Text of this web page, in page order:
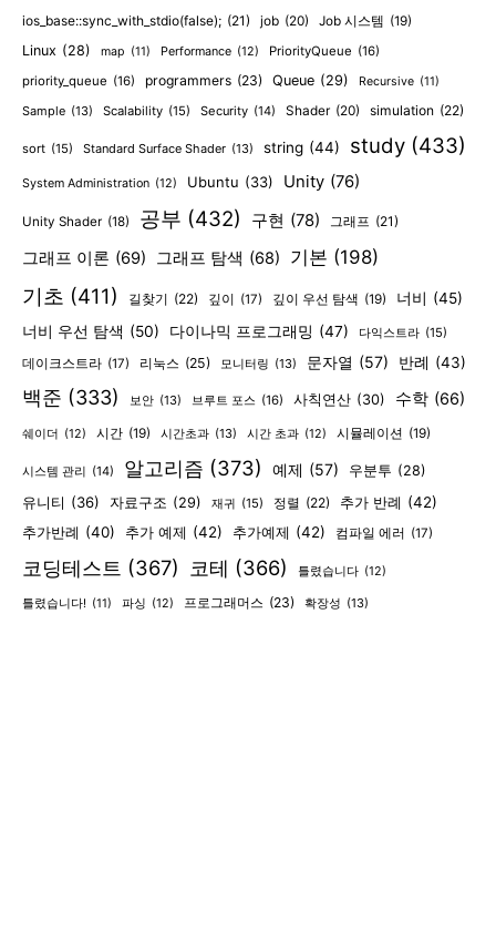
ios_base::sync_with_stdio(false); (21) job (20) Job 시스템 (19)
Linux (28) map (11) Performance (12) PriorityQueue (16)
priority_queue (16) programmers (23) Queue (29) Recursive (11)
Sample (13) Scalability (15) Security (14) Shader (20) simulation (22)
sort (15) Standard Surface Shader (13) string (44) study (433)
System Administration (12) Ubuntu (33) Unity (76)
Unity Shader (18) 공부 (432) 구현 (78) 그래프 (21)
그래프 이론 (69) 그래프 탐색 (68) 기본 (198)
기초 (411) 길찾기 (22) 깊이 (17) 깊이 우선 탐색 (19) 너비 (45)
너비 우선 탐색 (50) 다이나믹 프로그래밍 (47) 다익스트라 (15)
데이크스트라 (17) 리눅스 (25) 모니터링 (13) 문자열 (57) 반례 (43)
백준 (333) 보안 (13) 브루트 포스 (16) 사칙연산 (30) 수학 (66)
쉐이더 (12) 시간 (19) 시간초과 (13) 시간 초과 (12) 시뮬레이션 (19)
시스템 관리 (14) 알고리즘 (373) 예제 (57) 우분투 (28)
유니티 (36) 자료구조 (29) 재귀 (15) 정렬 (22) 추가 반례 (42)
추가반례 (40) 추가 예제 (42) 추가예제 (42) 컴파일 에러 (17)
코딩테스트 (367) 코테 (366) 틀렸습니다 (12)
틀렸습니다! (11) 파싱 (12) 프로그래머스 (23) 확장성 (13)